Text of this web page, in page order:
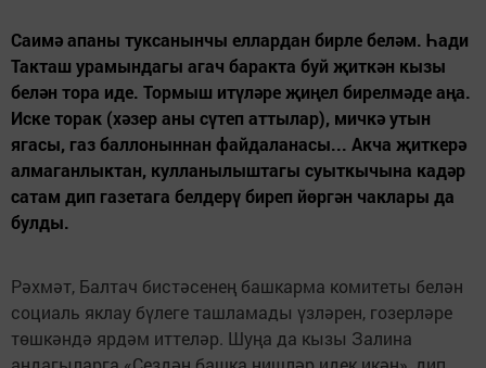
Саимә апаны туксанынчы еллардан бирле беләм. Һади
Такташ урамындагы агач баракта буй җиткән кызы
белән тора иде. Тормыш итүләре җиңел бирелмәде аңа.
Иске торак (хәзер аны сүтеп аттылар), мичкә утын
ягасы, газ баллоныннан файдаланасы... Акча җиткерә
алмаганлыктан, кулланылыштагы суыткычына кадәр
сатам дип газетага белдерү биреп йөргән чаклары да
булды.
Рәхмәт, Балтач бистәсенең башкарма комитеты белән
социаль яклау бүлеге ташламады үзләрен, гозерләре
төшкәндә ярдәм иттеләр. Шуңа да кызы Залина